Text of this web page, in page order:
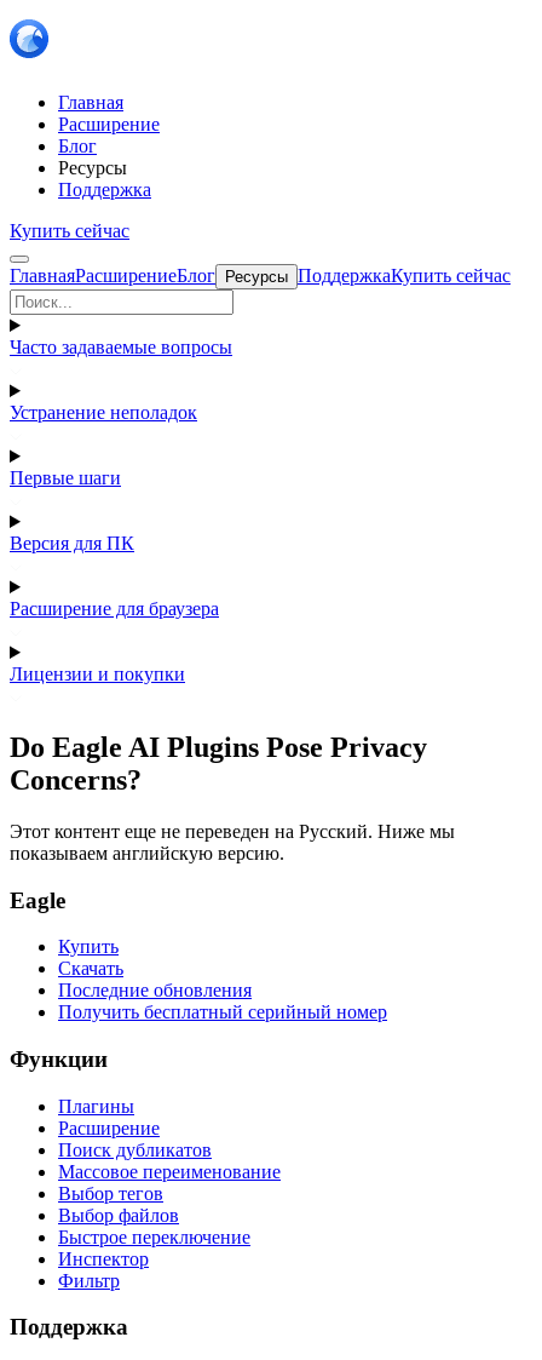
Главная
Расширение
Блог
Ресурсы
Поддержка
Купить сейчас
ГлавнаяРасширениеБлог Ресурсы ПоддержкаКупить сейчас
Часто задаваемые вопросы
Устранение неполадок
Первые шаги
Версия для ПК
Расширение для браузера
Лицензии и покупки
Do Eagle AI Plugins Pose Privacy
Concerns?
Этот контент еще не переведен на Русский. Ниже мы
показываем английскую версию.
Eagle
Купить
Скачать
Последние обновления
Получить бесплатный серийный номер
Функции
Плагины
Расширение
Поиск дубликатов
Массовое переименование
Выбор тегов
Выбор файлов
Быстрое переключение
Инспектор
Фильтр
Поддержка